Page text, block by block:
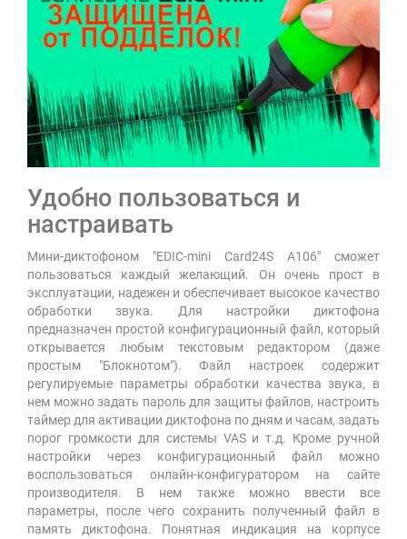
Удобно пользоваться и
настраивать
Мини-диктофоном "EDIC-mini Card24S A106" сможет
пользоваться каждый желающий. Он очень прост в
эксплуатации, надежен и обеспечивает высокое качество
обработки звука. Для настройки диктофона
предназначен простой конфигурационный файл, который
открывается любым текстовым редактором (даже
простым "Блокнотом"). Файл настроек содержит
регулируемые параметры обработки качества звука, в
нем можно задать пароль для защиты файлов, настроить
таймер для активации диктофона по дням и часам, задать
порог громкости для системы VAS и т.д. Кроме ручной
настройки через конфигурационный файл можно
воспользоваться онлайн-конфигуратором на сайте
производителя. В нем также можно ввести все
параметры, после чего сохранить полученный файл в
память диктофона. Понятная индикация на корпусе